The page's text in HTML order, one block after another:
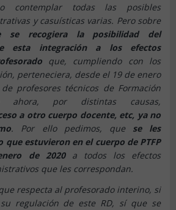
contemplar todas las posibles
y casuísticas varias. Pero sobre
se recogiera la posibilidad del
esta integración a los efectos
que, cumpliendo con los
perteneciera, desde el 19 de enero
profesores técnicos de Formación
ahora, por distintas causas,
a otro cuerpo docente, etc, ya no
. Por ello pedimos, que se les
que estuvieron en el cuerpo de PTFP
de 2020a todos los efectos
que les correspondan.
respecta al profesorado interino, si
regulación de este RD, sí que se